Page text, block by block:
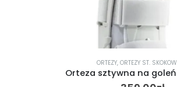
ORTEZY,ORTEZY KOLANA